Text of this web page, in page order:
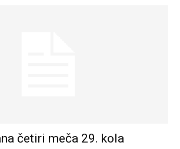
četiri meča 29. kola